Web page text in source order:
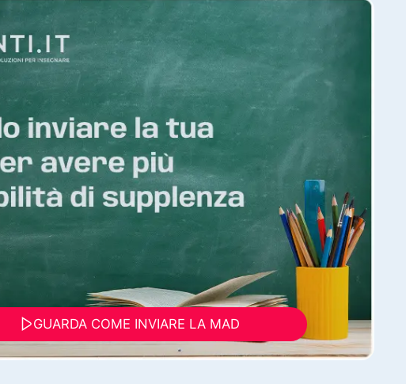
GUARDA COME INVIARE LA MAD